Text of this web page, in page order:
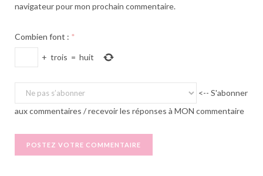
navigateur pour mon prochain commentaire.
Combien font : *
+ trois = huit
<-- S'abonner
aux commentaires / recevoir les réponses à MON commentaire